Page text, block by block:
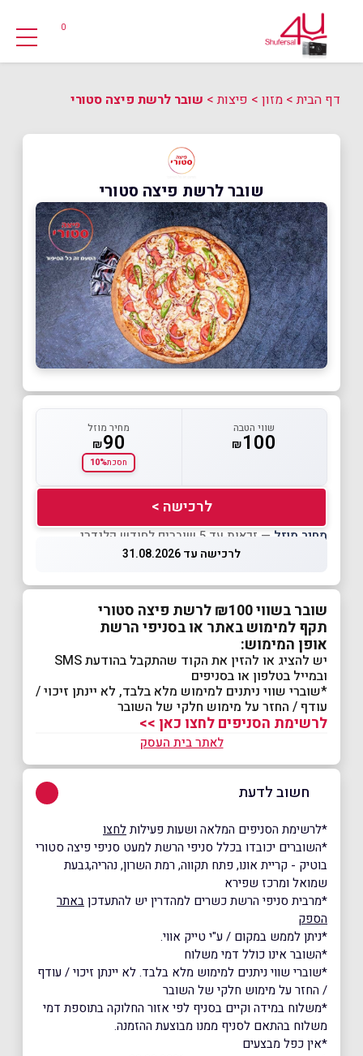
0
דף הבית> מזון > פיצות> שובר לרשת פיצה סטורי
שובר לרשת פיצה סטורי
שווי הטבה
₪100
מחיר מוזל
₪90
חסכת10%
לרכישה >
מחיר מוזל — זכאות עד 5 שוברים לחודש קלנדרי
לרכישה עד 31.08.2026
שובר בשווי ₪100 לרשת פיצה סטורי
תקף למימוש באתר או בסניפי הרשת
אופן המימוש:
יש להציג או להזין את הקוד שהתקבל בהודעת SMS
ובמייל בטלפון או בסניפים
*שוברי שווי ניתנים למימוש מלא בלבד, לא יינתן זיכוי /
עודף / החזר על מימוש חלקי של השובר
לרשימת הסניפים לחצו כאן >>
לאתר בית העסק
חשוב לדעת
*לרשימת הסניפים המלאה ושעות פעילותלחצו
*השוברים יכובדו בכלל סניפי הרשת למעט סניפי פיצה סטורי
בוטיק - קריית אונו, פתח תקווה, רמת השרון, נהריה,גבעת
שמואל ומרכז שפירא
*מרבית סניפי הרשת כשרים למהדרין יש להתעדכןבאתר
הספק
*ניתן לממש במקום / ע"י טייק אווי.
*השובר אינו כולל דמי משלוח
*שוברי שווי ניתנים למימוש מלא בלבד. לא יינתן זיכוי / עודף
/ החזר על מימוש חלקי של השובר
*משלוח במידה וקיים בסניף לפי אזור החלוקה בתוספת דמי
משלוח בהתאם לסניף ממנו מבוצעת ההזמנה.
*אין כפל מבצעים